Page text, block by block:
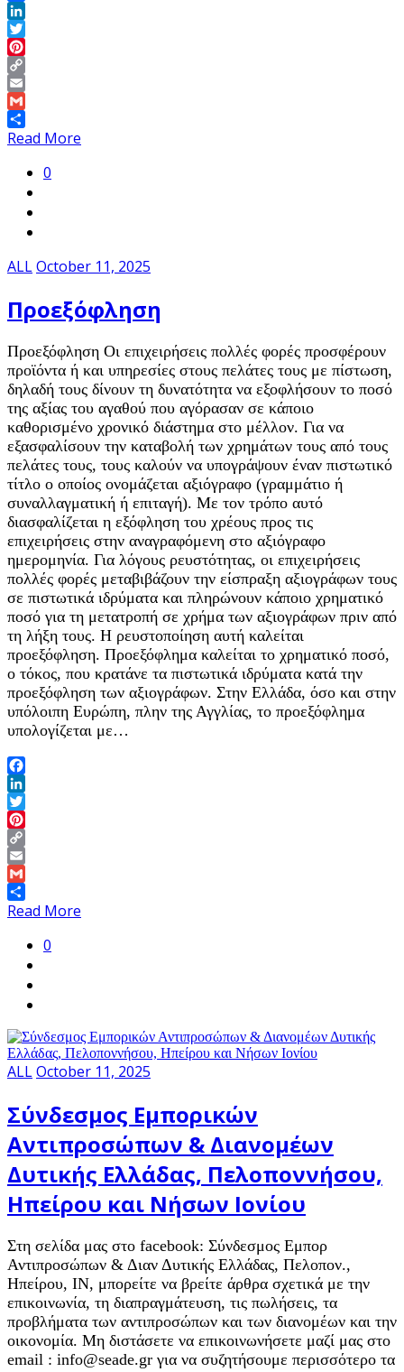
Facebook
LinkedIn
Twitter
Pinterest
Copy
Link
Email
Gmail
Share
Read More
0
ALLOctober 11, 2025
Προεξόφληση
Προεξόφληση Οι επιχειρήσεις πολλές φορές προσφέρουν
προϊόντα ή και υπηρεσίες στους πελάτες τους με πίστωση,
δηλαδή τους δίνουν τη δυνατότητα να εξοφλήσουν το ποσό
της αξίας του αγαθού που αγόρασαν σε κάποιο
καθορισμένο χρονικό διάστημα στο μέλλον. Για να
εξασφαλίσουν την καταβολή των χρημάτων τους από τους
πελάτες τους, τους καλούν να υπογράψουν έναν πιστωτικό
τίτλο ο οποίος ονομάζεται αξιόγραφο (γραμμάτιο ή
συναλλαγματική ή επιταγή). Με τον τρόπο αυτό
διασφαλίζεται η εξόφληση του χρέους προς τις
επιχειρήσεις στην αναγραφόμενη στο αξιόγραφο
ημερομηνία. Για λόγους ρευστότητας, οι επιχειρήσεις
πολλές φορές μεταβιβάζουν την είσπραξη αξιογράφων τους
σε πιστωτικά ιδρύματα και πληρώνουν κάποιο χρηματικό
ποσό για τη μετατροπή σε χρήμα των αξιογράφων πριν από
τη λήξη τους. Η ρευστοποίηση αυτή καλείται
προεξόφληση. Προεξόφλημα καλείται το χρηματικό ποσό,
ο τόκος, που κρατάνε τα πιστωτικά ιδρύματα κατά την
προεξόφληση των αξιογράφων. Στην Ελλάδα, όσο και στην
υπόλοιπη Ευρώπη, πλην της Αγγλίας, το προεξόφλημα
υπολογίζεται με…
Facebook
LinkedIn
Twitter
Pinterest
Copy
Link
Email
Gmail
Share
Read More
0
ALLOctober 11, 2025
Σύνδεσμος Εμπορικών
Αντιπροσώπων & Διανομέων
Δυτικής Ελλάδας, Πελοποννήσου,
Ηπείρου και Νήσων Ιονίου
Στη σελίδα μας στο facebook: Σύνδεσμος Εμπορ
Αντιπροσώπων & Διαν Δυτικής Ελλάδας, Πελοπον.,
Ηπείρου, ΙΝ, μπορείτε να βρείτε άρθρα σχετικά με την
επικοινωνία, τη διαπραγμάτευση, τις πωλήσεις, τα
προβλήματα των αντιπροσώπων και των διανομέων και την
οικονομία. Μη διστάσετε να επικοινωνήσετε μαζί μας στο
email : info@seade.gr για να συζητήσουμε περισσότερο τα